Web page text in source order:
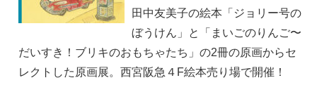
田中友美子の絵本「ジョリー号の
ぼうけん」と「まいごのりんご〜
だいすき！ブリキのおもちゃたち」の2冊の原画からセ
レクトした原画展。西宮阪急４F絵本売り場で開催！